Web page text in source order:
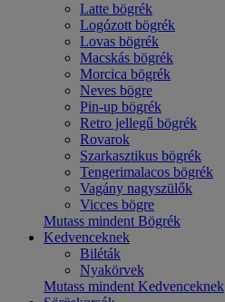
Latte bögrék
Logózott bögrék
Lovas bögrék
Macskás bögrék
Morcica bögrék
Neves bögre
Pin-up bögrék
Retro jellegű bögrék
Rovarok
Szarkasztikus bögrék
Tengerimalacos bögrék
Vagány nagyszülők
Vicces bögre
Mutass mindent Bögrék
Kedvenceknek
Biléták
Nyakörvek
Mutass mindent Kedvenceknek